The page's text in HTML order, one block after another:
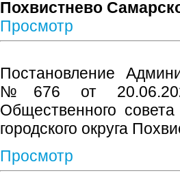
Похвистнево
Просмотр
Постановление
№676 от
Общественного
городского округа
Просмотр